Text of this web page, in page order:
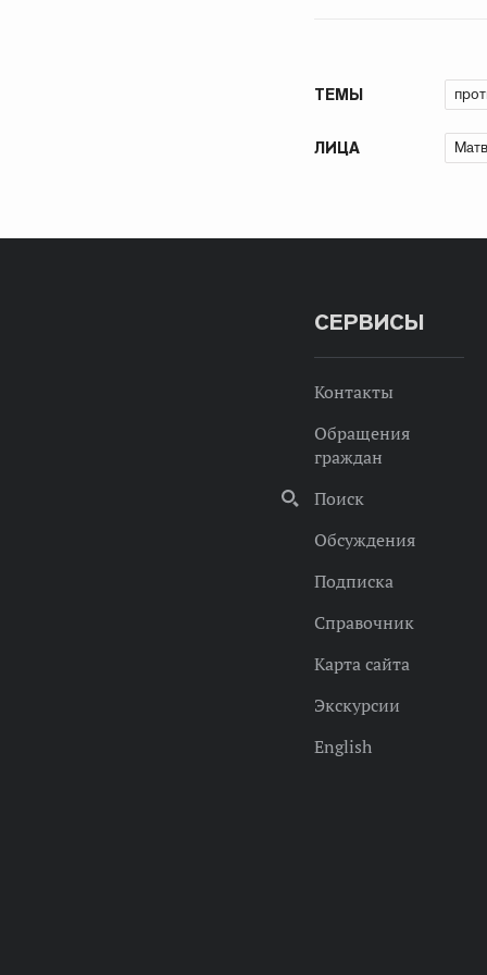
ТЕМЫ
ЛИЦА
СЕРВИСЫ
Контакты
Обращения
граждан
Поиск
Обсуждения
Подписка
Справочник
Карта сайта
Экскурсии
English